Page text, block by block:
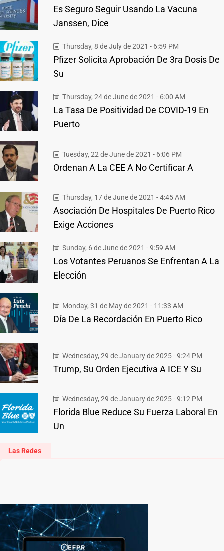
Es Seguro Seguir Usando La Vacuna
Janssen, Dice
Thursday, 8 de July de 2021 - 6:59 PM
Pfizer Solicita Aprobación De 3ra Dosis De
Su
Thursday, 24 de June de 2021 - 6:00 AM
La Tasa De Positividad De COVID-19 En
Puerto
Tuesday, 22 de June de 2021 - 6:06 PM
Ordenan A La CEE A No Certificar A
Thursday, 17 de June de 2021 - 4:45 AM
Asociación De Hospitales De Puerto Rico
Exige Acciones
Sunday, 6 de June de 2021 - 9:59 AM
Los Votantes Peruanos Se Enfrentan A La
Elección
Monday, 31 de May de 2021 - 11:33 AM
Día De La Recordación En Puerto Rico
Wednesday, 29 de January de 2025 - 9:24 PM
Trump, Su Orden Ejecutiva A ICE Y Su
Wednesday, 29 de January de 2025 - 9:12 PM
Florida Blue Reduce Su Fuerza Laboral En
Un
Las Redes